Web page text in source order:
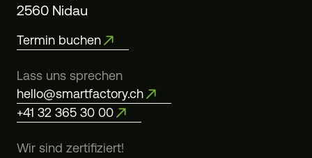
2560 Nidau
Termin buchen
Lass uns sprechen
hello@smartfactory.ch
+41 32 365 30 00
Wir sind zertifiziert!